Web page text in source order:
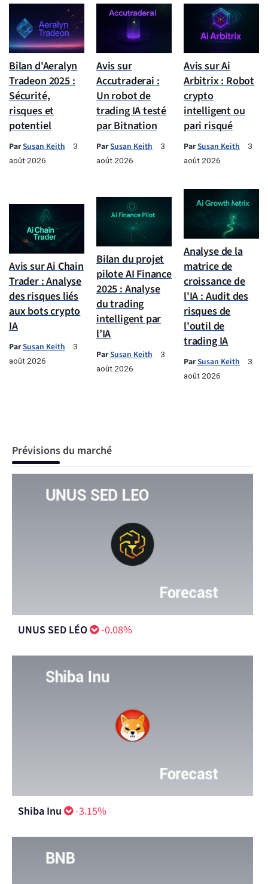
Bilan d'Aeralyn
Tradeon 2025 :
Sécurité,
risques et
potentiel
ParSusan Keith
3
août 2026
Avis sur
Accutraderai :
Un robot de
trading IA testé
par Bitnation
ParSusan Keith
3
août 2026
Avis sur Ai
Arbitrix : Robot
crypto
intelligent ou
pari risqué
ParSusan Keith
3
août 2026
Avis sur Ai Chain
Trader : Analyse
des risques liés
aux bots crypto
IA
ParSusan Keith
3
août 2026
Bilan du projet
pilote AI Finance
2025 : Analyse
du trading
intelligent par
l’IA
ParSusan Keith
3
août 2026
Analyse de la
matrice de
croissance de
l'IA : Audit des
risques de
l'outil de
trading IA
ParSusan Keith
3
août 2026
Prévisions du marché
UNUS SED LÉO -0.08%
Shiba Inu -3.15%